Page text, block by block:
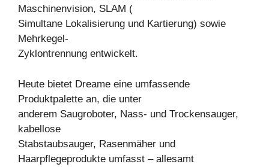
Maschinenvision, SLAM (
Simultane Lokalisierung und Kartierung) sowie
Mehrkegel-
Zyklontrennung entwickelt.
Heute bietet Dreame eine umfassende
Produktpalette an, die unter
anderem Saugroboter, Nass- und Trockensauger,
kabellose
Stabstaubsauger, Rasenmäher und
Haarpflegeprodukte umfasst – allesamt